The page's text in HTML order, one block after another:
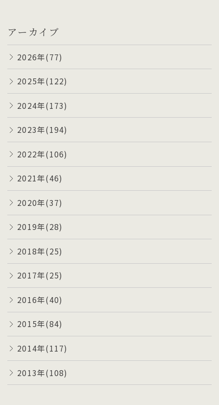
アーカイブ
2026年(77)
2025年(122)
2024年(173)
2023年(194)
2022年(106)
2021年(46)
2020年(37)
2019年(28)
2018年(25)
2017年(25)
2016年(40)
2015年(84)
2014年(117)
2013年(108)